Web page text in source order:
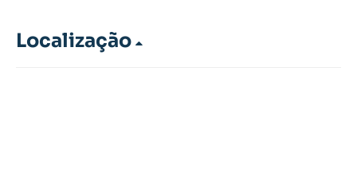
Localização